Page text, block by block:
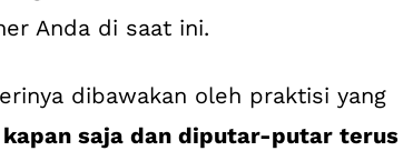
Anda di saat ini.
dibawakan oleh praktisi yang
saja dan diputar-putar terus